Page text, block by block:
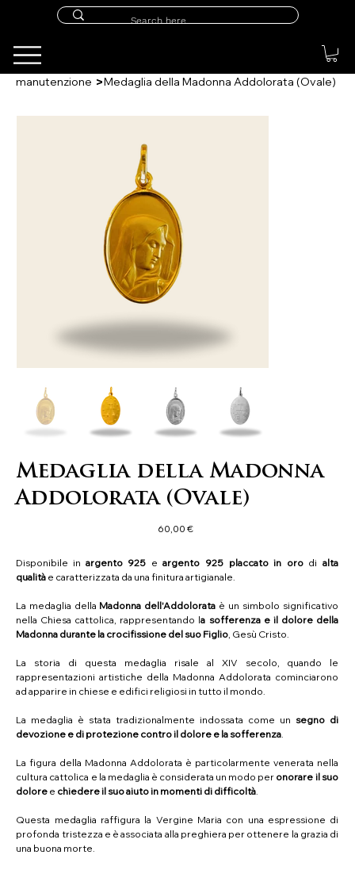
manutenzione >Medaglia della Madonna Addolorata (Ovale)
Medaglia della Madonna
Addolorata (Ovale)
Prezzo
60,00 €
Disponibile inargento 925 eargento 925 placcato in oro dialta
qualità e caratterizzata da una finitura artigianale.
La medaglia della Madonna dell'Addolorata è un simbolo significativo
nella Chiesa cattolica, rappresentando la sofferenza e il dolore della
Madonna durante la crocifissione del suo Figlio, Gesù Cristo.
La storia di questa medaglia risale al XIV secolo, quando le
rappresentazioni artistiche della Madonna Addolorata cominciarono
ad apparire in chiese e edifici religiosi in tutto il mondo.
La medaglia è stata tradizionalmente indossata come un segno di
devozione e di protezione contro il dolore e la sofferenza.
La figura della Madonna Addolorata è particolarmente venerata nella
cultura cattolica e la medaglia è considerata un modo per onorare il suo
dolore e chiedere il suo aiuto in momenti di difficoltà.
Questa medaglia raffigura la Vergine Maria con una espressione di
profonda tristezza e è associata alla preghiera per ottenere la grazia di
una buona morte.